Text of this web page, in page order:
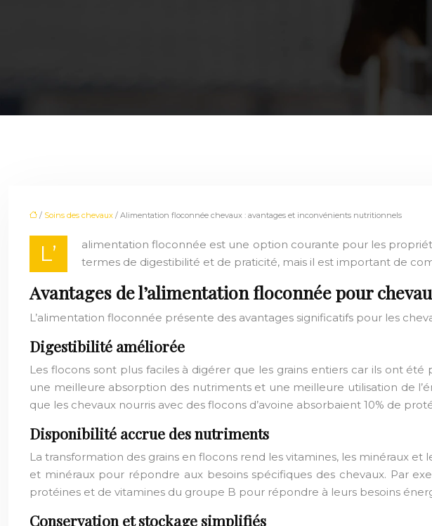
/ Soins des chevaux / Alimentation floconnée chevaux : avantages et inconvénients nutritionnels
L’
alimentation floconnée est une option courante pour les
termes de digestibilité et de praticité, mais il est important de
Avantages de l’alimentation floconnée pour
L’alimentation floconnée présente des avantages significatifs pour les
Digestibilité améliorée
Les flocons sont plus faciles à digérer que les grains entiers car ils ont
une meilleure absorption des nutriments et une meilleure utilisation de
que les chevaux nourris avec des flocons d’avoine absorbaient 10% de
Disponibilité accrue des nutriments
La transformation des grains en flocons rend les vitamines, les minéraux
et minéraux pour répondre aux besoins spécifiques des chevaux. Par
protéines et de vitamines du groupe B pour répondre à leurs besoins
Conservation et stockage simplifiés